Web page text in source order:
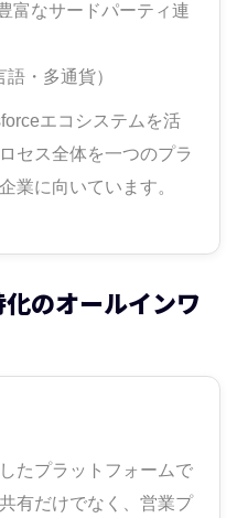
富なサードパーティ連
・多通貨）
エコシステムを活
セス全体を一つのプラ
業に向いています。
のオールインワ
たプラットフォームで
有だけでなく、営業プ